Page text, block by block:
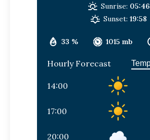
33 % 1015 mb
Sunrise: 05:46
Sunset: 19:58
Hourly Forecast
14:00
17:00
20:00